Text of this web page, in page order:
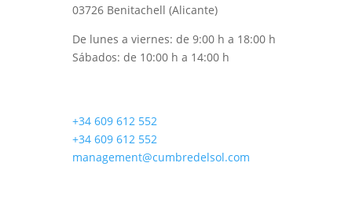
03726 Benitachell (Alicante)
De lunes a viernes: de 9:00 h a 18:00 h
Sábados: de 10:00 h a 14:00 h
+34 609 612 552
+34 609 612 552
management@cumbredelsol.com